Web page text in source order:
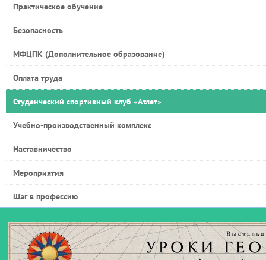
Практическое обучение
Безопасность
МФЦПК (Дополнительное образование)
Оплата труда
Студенческий спортивный клуб «Атлет»
Учебно-производственный комплекс
Наставничество
Мероприятия
Шаг в профессию